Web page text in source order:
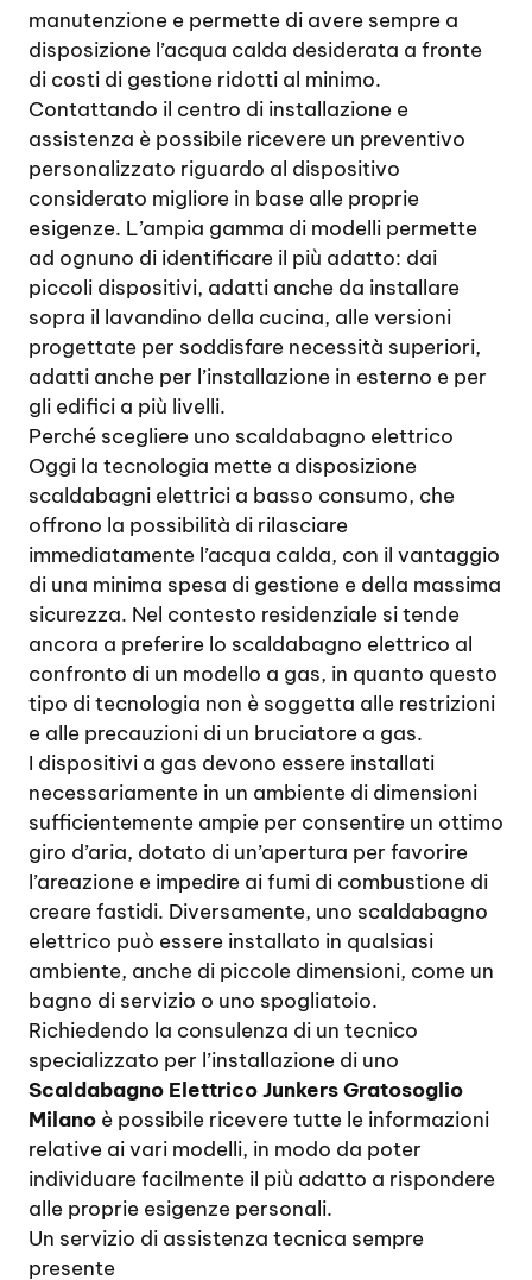
manutenzione e permette di avere sempre a
disposizione l’acqua calda desiderata a fronte
di costi di gestione ridotti al minimo.
Contattando il centro di installazione e
assistenza è possibile ricevere un preventivo
personalizzato riguardo al dispositivo
considerato migliore in base alle proprie
esigenze. L’ampia gamma di modelli permette
ad ognuno di identificare il più adatto: dai
piccoli dispositivi, adatti anche da installare
sopra il lavandino della cucina, alle versioni
progettate per soddisfare necessità superiori,
adatti anche per l’installazione in esterno e per
gli edifici a più livelli.
Perché scegliere uno scaldabagno elettrico
Oggi la tecnologia mette a disposizione
scaldabagni elettrici a basso consumo, che
offrono la possibilità di rilasciare
immediatamente l’acqua calda, con il vantaggio
di una minima spesa di gestione e della massima
sicurezza. Nel contesto residenziale si tende
ancora a preferire lo scaldabagno elettrico al
confronto di un modello a gas, in quanto questo
tipo di tecnologia non è soggetta alle restrizioni
e alle precauzioni di un bruciatore a gas.
I dispositivi a gas devono essere installati
necessariamente in un ambiente di dimensioni
sufficientemente ampie per consentire un ottimo
giro d’aria, dotato di un’apertura per favorire
l’areazione e impedire ai fumi di combustione di
creare fastidi. Diversamente, uno scaldabagno
elettrico può essere installato in qualsiasi
ambiente, anche di piccole dimensioni, come un
bagno di servizio o uno spogliatoio.
Richiedendo la consulenza di un tecnico
specializzato per l’installazione di uno
Scaldabagno Elettrico Junkers Gratosoglio
Milano è possibile ricevere tutte le informazioni
relative ai vari modelli, in modo da poter
individuare facilmente il più adatto a rispondere
alle proprie esigenze personali.
Un servizio di assistenza tecnica sempre
presente